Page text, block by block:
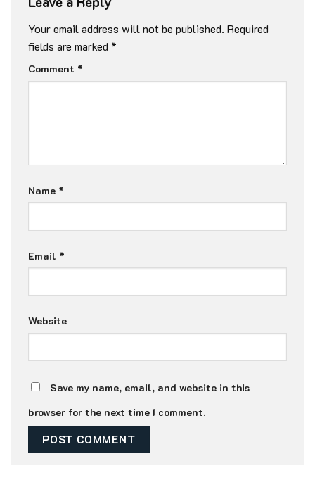
Your email address will not be published. Required
fields are marked *
Comment *
Name *
Email *
Website
Save my name, email, and website in this
browser for the next time I comment.